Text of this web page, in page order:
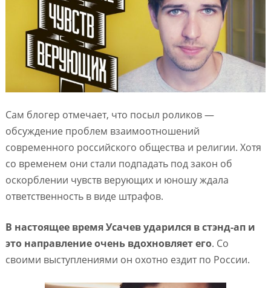
Сам блогер отмечает, что посыл роликов —
обсуждение проблем взаимоотношений
современного российского общества и религии. Хотя
со временем они стали подпадать под закон об
оскорблении чувств верующих и юношу ждала
ответственность в виде штрафов.
В настоящее время Усачев ударился в стэнд-ап и
это направление очень вдохновляет его. Со
своими выступлениями он охотно ездит по России.